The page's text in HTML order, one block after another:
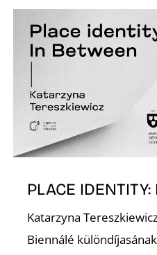
PLACE
Katarzyna
Biennálé